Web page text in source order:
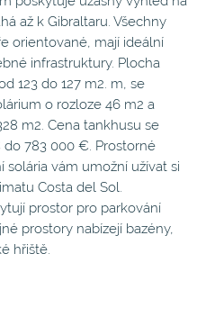
až k Gibraltaru. Všechny
orientované, mají ideální
infrastruktury. Plocha
123 do 127 m2. m, se
o rozloze 46 m2 a
m2. Cena tankhusu se
783 000 €. Prostorné
solária vám umožní užívat si
Costa del Sol.
prostor pro parkování
prostory nabízejí bazény,
hřiště.